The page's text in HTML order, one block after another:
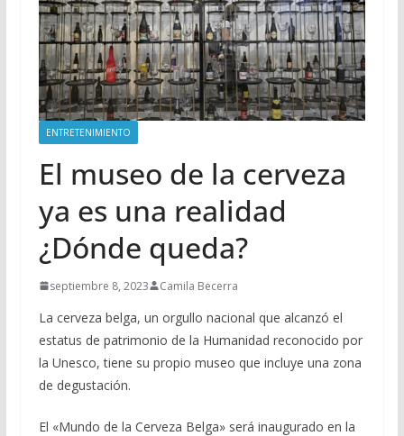
ENTRETENIMIENTO
El museo de la cerveza
ya es una realidad
¿Dónde queda?
septiembre 8, 2023 Camila Becerra
La cerveza belga, un orgullo nacional que alcanzó el
estatus de patrimonio de la Humanidad reconocido por
la Unesco, tiene su propio museo que incluye una zona
de degustación.
El «Mundo de la Cerveza Belga» será inaugurado en la